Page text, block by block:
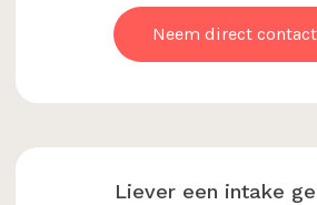
Neem direct
Liever een intake